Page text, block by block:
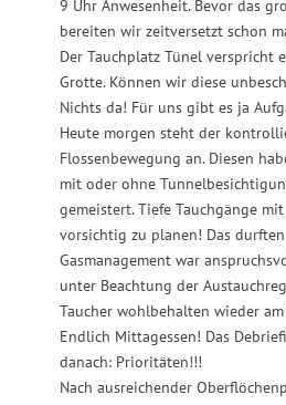
9 Uhr Anwesenheit. Bevor das
bereiten wir zeitversetzt schon
Der Tauchplatz Tünel verspricht
Grotte. Können wir diese
Nichts da! Für uns gibt es ja
Heute morgen steht der
Flossenbewegung an. Diesen
mit oder ohne
gemeistert. Tiefe Tauchgänge
vorsichtig zu planen! Das
Gasmanagement war
unter Beachtung der
Taucher wohlbehalten wieder
Endlich Mittagessen! Das
danach: Prioritäten!!!
Nach ausreichender